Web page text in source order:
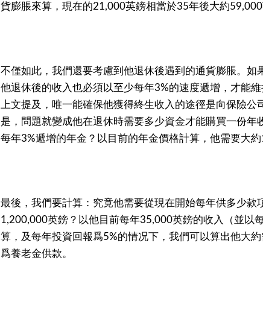
貨膨脹來算，現在的21,000英鎊相當於35年後大約59,000
不僅如此，我們還要考慮到他退休後遇到的通貨膨脹。如
他退休後的收入也必須以至少每年3%的速度遞增，才能
上文提及，唯一能確保他獲得終生收入的途徑是向保險公
是，問題就變成他在退休時需要多少資金才能購買一份年
每年3%遞增的年金？以目前的年金價格計算，他需要大約
最後，我們要計算：究竟他需要從現在開始每年供多少款
1,200,000英鎊？以他目前每年35,000英鎊的收入（並以
算，及每年投資回報爲5%的情况下，我們可以算出他大
爲養老金供款。